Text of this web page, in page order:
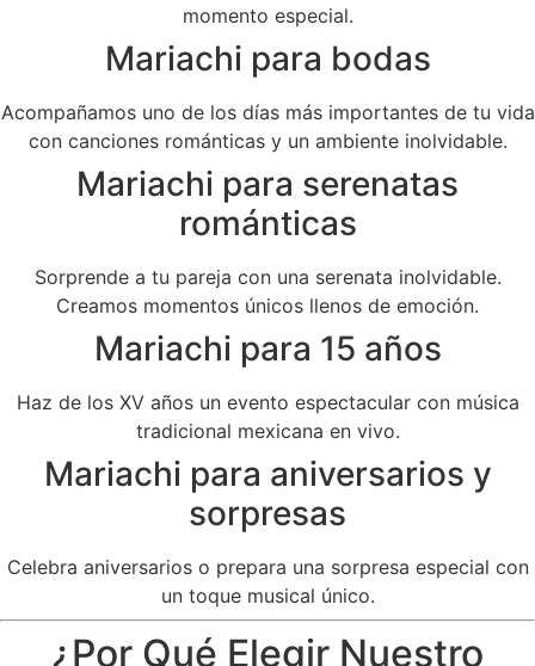
momento especial.
Mariachi para bodas
Acompañamos uno de los días más importantes de tu vida
con canciones románticas y un ambiente inolvidable.
Mariachi para serenatas
románticas
Sorprende a tu pareja con una serenata inolvidable.
Creamos momentos únicos llenos de emoción.
Mariachi para 15 años
Haz de los XV años un evento espectacular con música
tradicional mexicana en vivo.
Mariachi para aniversarios y
sorpresas
Celebra aniversarios o prepara una sorpresa especial con
un toque musical único.
¿Por Qué Elegir Nuestro